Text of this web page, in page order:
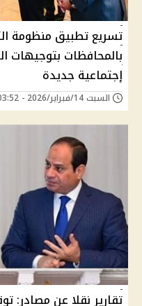
تسريع تطبيق منظومة
بالمحافظات بتوجيهات
إجتماعية جديدة
السبت 14/فبراير/2026 - 03:52 م
تقارير نقلا عن مصادر: